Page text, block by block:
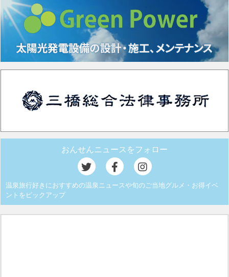
おんせんニュースをフォロー
温泉旅行好きにおすすめの温泉ニュースや旬のご当地グルメ・お得イベ
ントをピックアップ